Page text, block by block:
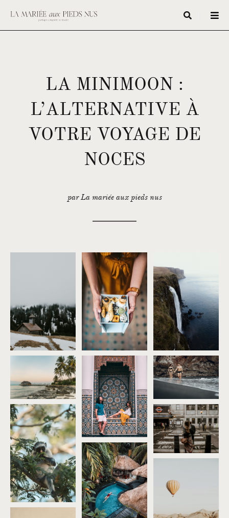
LA MINIMOON :
L’ALTERNATIVE À
VOTRE VOYAGE DE
NOCES
par La mariée aux pieds nus